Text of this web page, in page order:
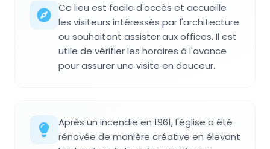
Ce lieu est facile d'accès et accueille
les visiteurs intéressés par l'architecture
ou souhaitant assister aux offices. Il est
utile de vérifier les horaires à l'avance
pour assurer une visite en douceur.
Après un incendie en 1961, l'église a été
rénovée de manière créative en élevant